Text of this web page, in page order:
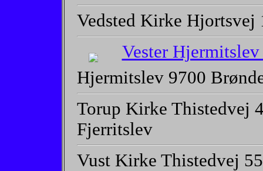
Vedsted Kirke Hjortsvej
Vester
Hjermitslev 9700
Torup Kirke Thistedvej
Fjerritslev
Vust Kirke Thistedvej